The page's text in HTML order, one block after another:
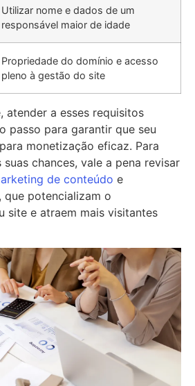
Utilizar nome e dados de um
responsável maior de idade
Propriedade do domínio e acesso
pleno à gestão do site
atender a esses requisitos
passo para garantir que seu
monetização eficaz. Para
chances, vale a pena revisar
de conteúdo e
que potencializam o
site e atraem mais visitantes